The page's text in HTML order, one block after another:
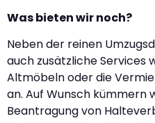
Was bieten wir noch?
Neben der reinen
auch zusätzliche Services
Altmöbeln oder die
an. Auf Wunsch kümmern
Beantragung von